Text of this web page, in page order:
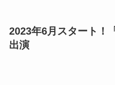
2023年6月スタート！
出演